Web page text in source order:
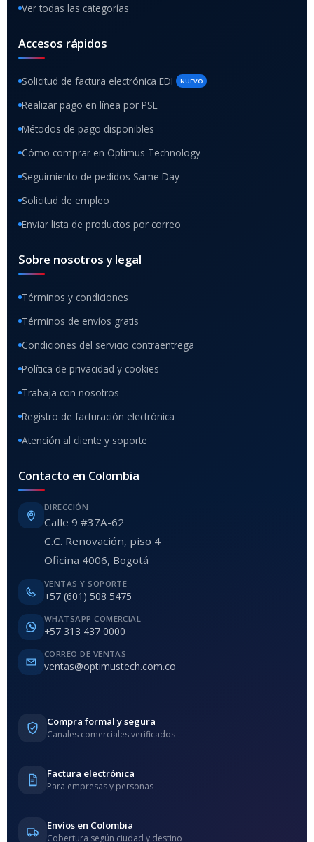
Ver todas las categorías
Accesos rápidos
Solicitud de factura electrónica EDI NUEVO
Realizar pago en línea por PSE
Métodos de pago disponibles
Cómo comprar en Optimus Technology
Seguimiento de pedidos Same Day
Solicitud de empleo
Enviar lista de productos por correo
Sobre nosotros y legal
Términos y condiciones
Términos de envíos gratis
Condiciones del servicio contraentrega
Política de privacidad y cookies
Trabaja con nosotros
Registro de facturación electrónica
Atención al cliente y soporte
Contacto en Colombia
DIRECCIÓN
Calle 9 #37A-62
C.C. Renovación, piso 4
Oficina 4006, Bogotá
VENTAS Y SOPORTE
+57 (601) 508 5475
WHATSAPP COMERCIAL
+57 313 437 0000
CORREO DE VENTAS
ventas@optimustech.com.co
Compra formal y segura
Canales comerciales verificados
Factura electrónica
Para empresas y personas
Envíos en Colombia
Cobertura según ciudad y destino